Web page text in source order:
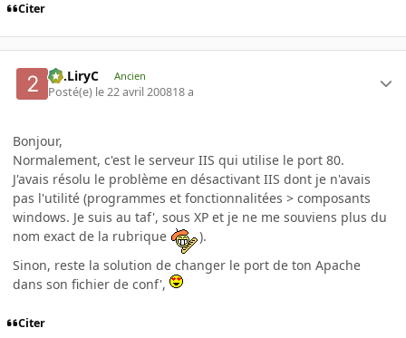
Citer
2C.LiryC Ancien
Posté(e) le 22 avril 200818 a
Bonjour,
Normalement, c'est le serveur IIS qui utilise le port 80.
J'avais résolu le problème en désactivant IIS dont je n'avais
pas l'utilité (programmes et fonctionnalitées > composants
windows. Je suis au taf', sous XP et je ne me souviens plus du
nom exact de la rubrique
).
Sinon, reste la solution de changer le port de ton Apache
dans son fichier de conf',
Citer